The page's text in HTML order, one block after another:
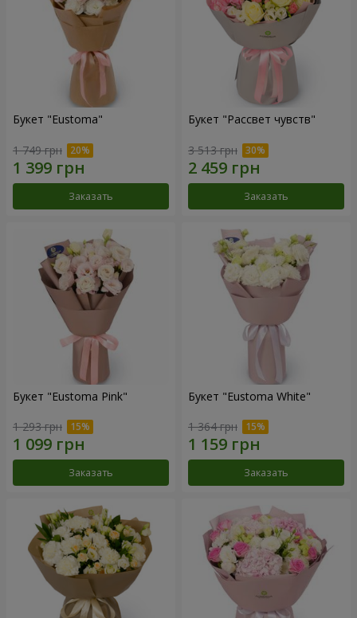
Букет "Eustoma"
1 749 грн
Заказать
Букет "Рассвет чувств"
3 513 грн
Заказать
Букет "Eustoma Pink"
1 293 грн
Заказать
Букет "Eustoma White"
1 364 грн
Заказать